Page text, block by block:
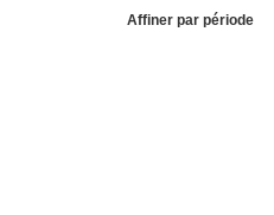
Affiner par période